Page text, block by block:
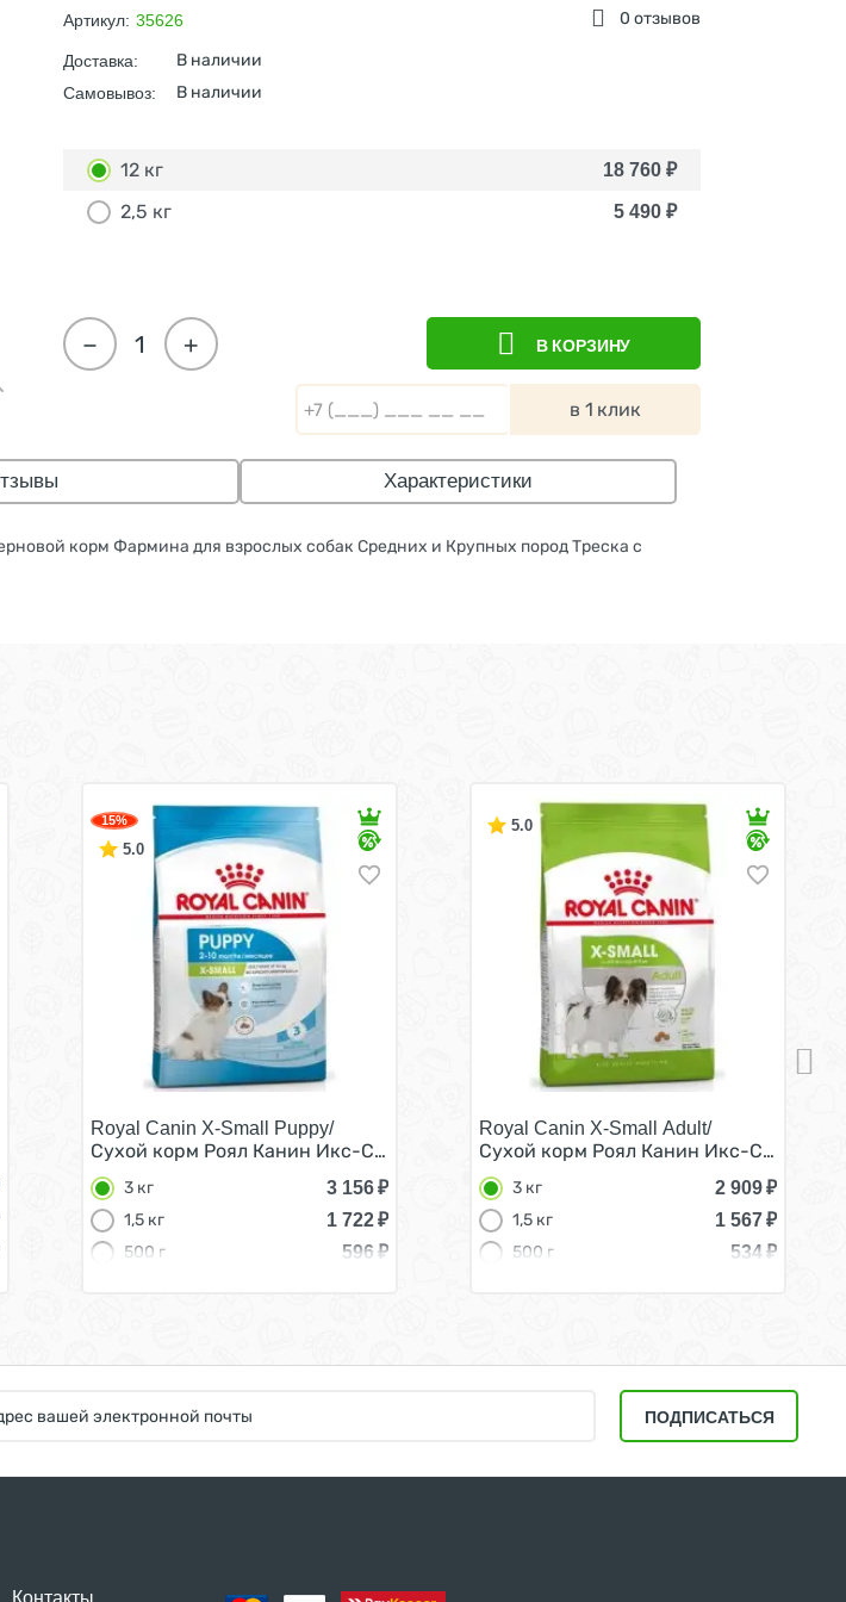
0 отзывов
Артикул: 35626
Доставка: В наличии
Самовывоз: В наличии
12 кг 18 760 ₽
2,5 кг 5 490 ₽
+
− В КОРЗИНУ
в 1 клик
Характеристики
корм Фармина для взрослых собак Средних и Крупных пород Треска с
Паппи для Щенков мелких пород 3 кг
15%
5.0
Royal Canin X-Small Puppy/
Сухой корм Роял Канин Икс-Смолл Паппи для Щенков мелких пород 3 кг
3 кг 3 156₽
1,5 кг
1 722₽
500 г
596 ₽
5.0
Royal Canin X-Small Adult/
Сухой корм Роял Канин Икс-Смолл
3 кг 2 909₽
1,5 кг
1 567₽
500 г
534₽
ПОДПИСАТЬСЯ
Контакты